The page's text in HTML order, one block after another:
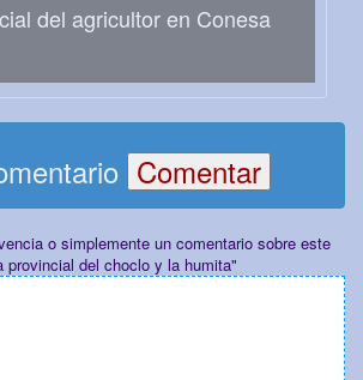
del agricultor en Conesa
o simplemente un comentario sobre este
provincial del choclo y la humita"